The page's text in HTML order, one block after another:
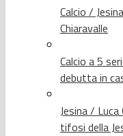
Calcio /
Chiaravalle
Calcio a 5
debutta in
Jesina /
tifosi della